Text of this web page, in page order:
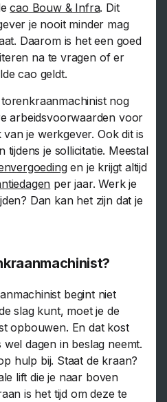
cao Bouw & Infra. Dit
je nooit minder mag
Daarom is het een goed
na te vragen of er
cao geldt.
nog
arbeidsvoorwaarden voor
je werkgever. Ook dit is
tijdens je sollicitatie. Meestal
en je krijgt altijd
per jaar. Werk je
Dan kan het zijn dat je
begint niet
slag kunt, moet je de
opbouwen. En dat kost
dagen in beslag neemt.
hulp bij. Staat de kraan?
lift die je naar boven
is het tijd om deze te